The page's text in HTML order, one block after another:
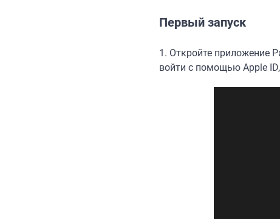
Первый запуск
1. Откройте приложение
войти с помощью Apple